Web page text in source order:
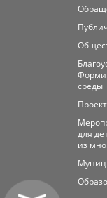
среды
для
из